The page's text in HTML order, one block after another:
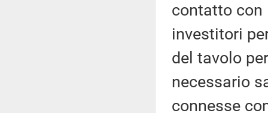
contatto con
investitori
del tavolo
necessario
connesse